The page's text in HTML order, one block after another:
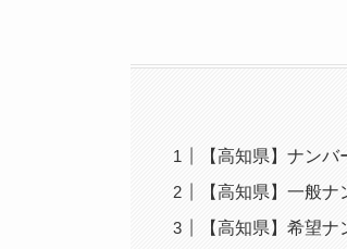
【高知県】ナン
【高知県】一般
【高知県】希望